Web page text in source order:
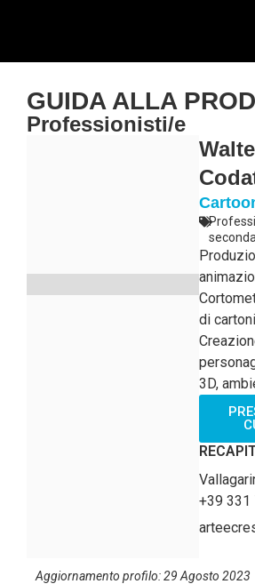
GUIDA ALLA
Professionisti/e
di
3D,
+39 331
Aggiornamento profilo: 29 Agosto 2023